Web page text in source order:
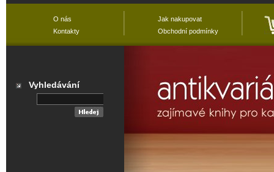
O nás
Kontakty
Jak nakupovat
Obchodní podmínky
Vyhledávání